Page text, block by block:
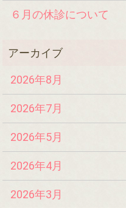
６月の休診について
2026年8月
2026年7月
2026年5月
2026年4月
2026年3月